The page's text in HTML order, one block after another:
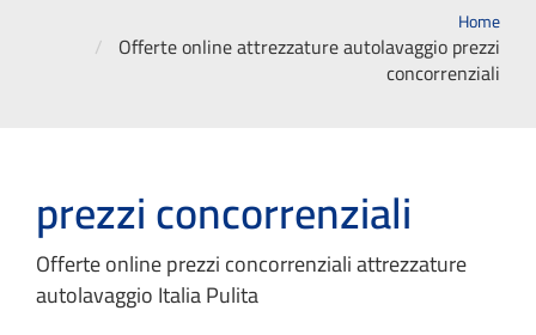
Home
Offerte online attrezzature autolavaggio prezzi
concorrenziali
prezzi concorrenziali
Offerte online prezzi concorrenziali attrezzature
autolavaggio Italia Pulita